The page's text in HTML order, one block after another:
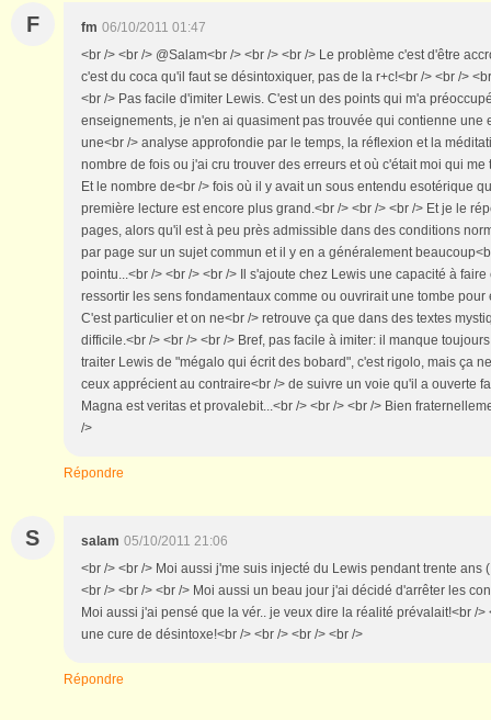
F fm 06/10/2011 01:47
<br /> <br /> @Salam<br /> <br /> <br /> Le problème c'est d'être
c'est du coca qu'il faut se désintoxiquer, pas de la r+c!<br /> <br />
<br /> Pas facile d'imiter Lewis. C'est un des points qui m'a
enseignements, je n'en ai quasiment pas trouvée qui contienne une
une<br /> analyse approfondie par le temps, la réflexion et la
nombre de fois ou j'ai cru trouver des erreurs et où c'était moi qui
Et le nombre de<br /> fois où il y avait un sous entendu esotérique
première lecture est encore plus grand.<br /> <br /> <br /> Et je le
pages, alors qu'il est à peu près admissible dans des conditions
par page sur un sujet commun et il y en a généralement
pointu...<br /> <br /> <br /> Il s'ajoute chez Lewis une capacité à
ressortir les sens fondamentaux comme ou ouvrirait une tombe pour
C'est particulier et on ne<br /> retrouve ça que dans des textes
difficile.<br /> <br /> <br /> Bref, pas facile à imiter: il manque
traiter Lewis de "mégalo qui écrit des bobard", c'est rigolo, mais ça
ceux apprécient au contraire<br /> de suivre un voie qu'il a ouverte
Magna est veritas et provalebit...<br /> <br /> <br /> Bien
/>
Répondre
S salam 05/10/2011 21:06
<br /> <br /> Moi aussi j'me suis injecté du Lewis pendant trente ans
<br /> <br /> <br /> Moi aussi un beau jour j'ai décidé d'arrêter les
Moi aussi j'ai pensé que la vér.. je veux dire la réalité prévalait!<br />
une cure de désintoxe!<br /> <br /> <br /> <br />
Répondre